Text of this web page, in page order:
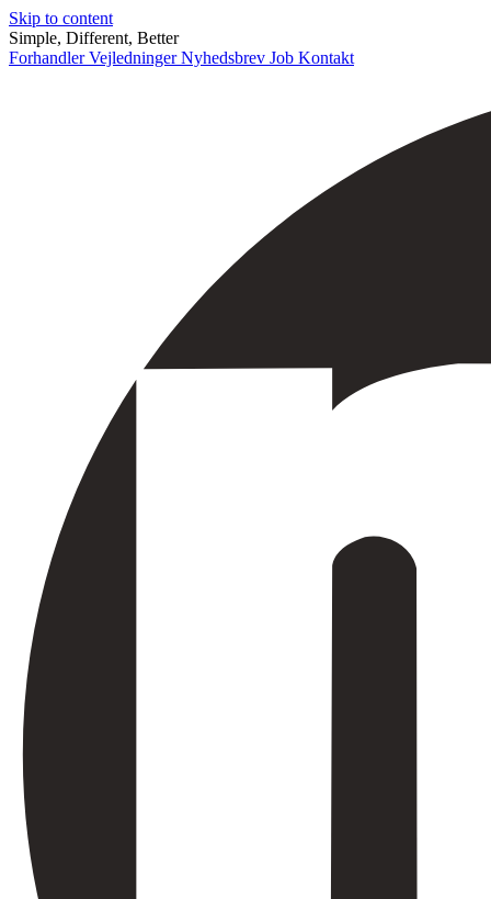
Skip to content
Simple, Different, Better
ForhandlerVejledningerNyhedsbrev Job Kontakt